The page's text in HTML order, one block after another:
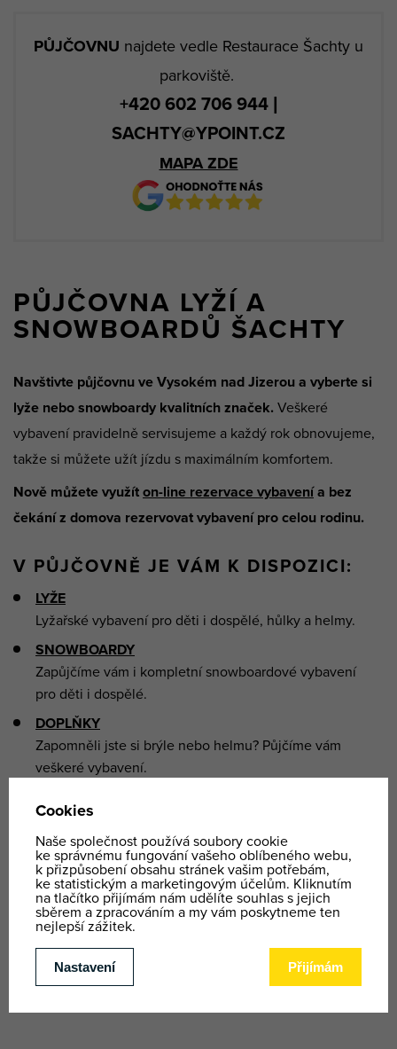
PŮJČOVNU najdete vedle Restaurace Šachty u
parkoviště.
+420 602 706 944 |
SACHTY@YPOINT.CZ
MAPA ZDE
PŮJČOVNA LYŽÍ A
SNOWBOARDŮ ŠACHTY
Navštivte půjčovnu ve Vysokém nad Jizerou a vyberte si
lyže nebo snowboardy kvalitních značek. Veškeré
vybavení pravidelně servisujeme a každý rok obnovujeme,
takže si můžete užít jízdu s maximálním komfortem.
Nově můžete využít on-line rezervace vybavenía bez
čekání z domova rezervovat vybavení pro celou rodinu.
V PŮJČOVNĚ JE VÁM K DISPOZICI:
LYŽE
Lyžařské vybavení pro děti i dospělé, hůlky a helmy.
SNOWBOARDY
Zapůjčíme vám i kompletní snowboardové vybavení
pro děti i dospělé.
DOPLŇKY
Zapomněli jste si brýle nebo helmu? Půjčíme vám
veškeré vybavení.
CENÍK
SERVIS A ÚDRŽBA VYBAVENÍ
Máte vlastní vybavení a chcete se ujistit, že je na sezónu v
top kondici? Nebo po zimě dát vše trochu "dokupy"? Přijďte
za námi a my se o něj postaráme.
Nabízíme kompletní
servis - rychlovosk, voskování a broušení a seřízení.